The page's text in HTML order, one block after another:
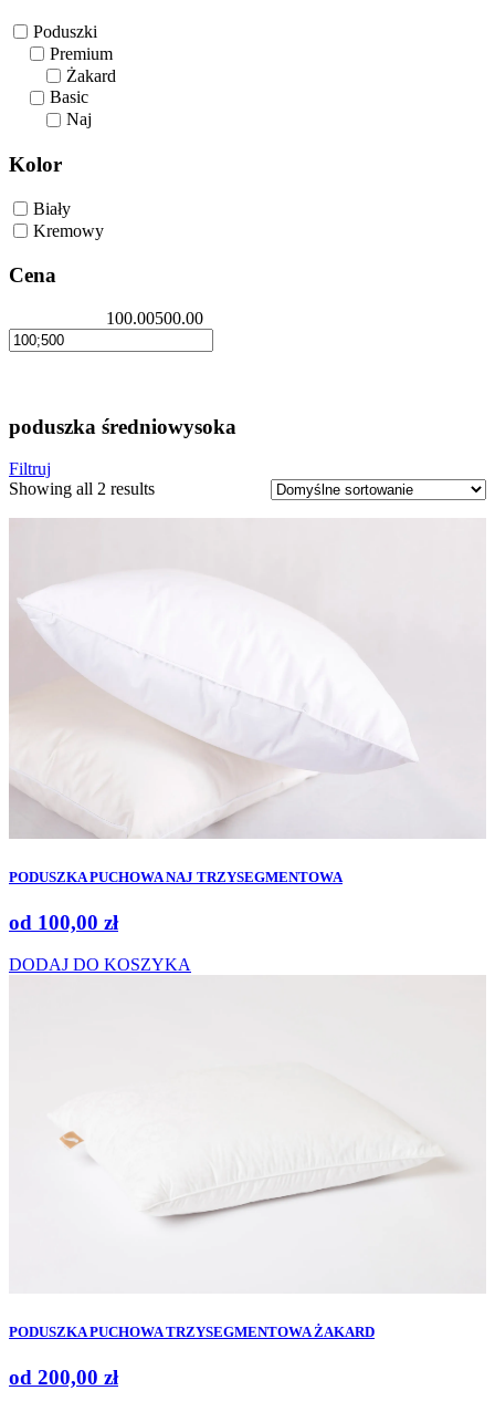
Poduszki
Premium
Żakard
Basic
Naj
Kolor
Biały
Kremowy
Cena
100.00500.00
poduszka średniowysoka
Filtruj
Showing all 2 results
PODUSZKA PUCHOWA NAJ TRZYSEGMENTOWA
od 100,00 zł
DODAJ DO KOSZYKA
PODUSZKA PUCHOWA TRZYSEGMENTOWA ŻAKARD
od 200,00 zł